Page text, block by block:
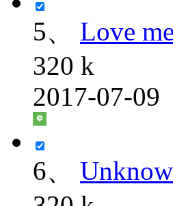
5、
Love me
320 k
2017-07-09
6、